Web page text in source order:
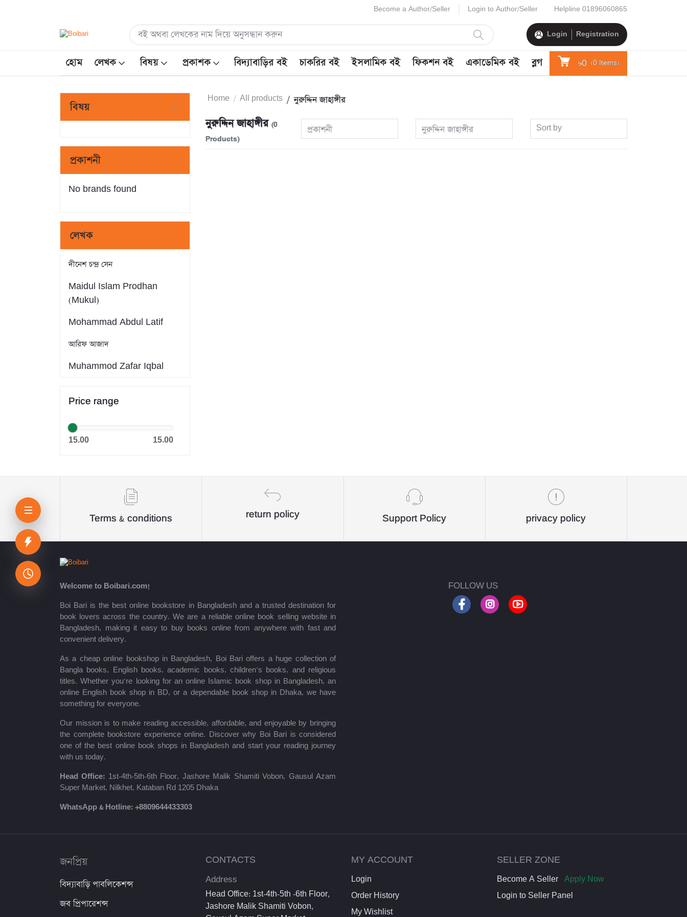
Become a Author/Seller Login to Author/Seller Helpline 01896060865
Login Registration
হোম লেখক বিষয় প্রকাশক বিদ্যাবাড়ির বই চাকরির বই ইসলামিক বই ফিকশন বই একাডেমিক বই ব্লগ ৳0 (0 Items)
বিষয়
প্রকাশনী
No brands found
লেখক
দীনেশ চন্দ্র সেন
Maidul Islam Prodhan
(Mukul)
Mohammad Abdul Latif
আরিফ আজাদ
Muhammod Zafar Iqbal
Dr. Khandaker Abdullah
Jahangir
কিউএনএ পাবলিকেশন্স লেখক পরিষদ
অর্কিড সম্পাদনা পর্ষদ (সম্পাদক)
পাঞ্জেরী সম্পাদনা পর্ষদ
মফিজুল ইসলাম মিলন
রবীন্দ্রনাথ ঠাকুর
মোত্তাসিন পাহলভী
শায়খ আহমাদুল্লাহ
মোঃ খাইরুল আলম
ম্যাক্সিম গোর্কি
মহাদেব সাহা
প্রমথ চৌধুরী
শরৎচন্দ্র চট্টোপাধ্যায়
সলিমুল্লাহ খান
ইউসুফ আল কারজাভি
Price range
15.00 15.00
Home All products নুরুদ্দিন জাহাঙ্গীর
নুরুদ্দিন জাহাঙ্গীর (0
Products)
প্রকাশনী নুরুদ্দিন জাহাঙ্গীর Sort by
Terms & conditions return policy Support Policy privacy policy
Welcome to Boibari.com!
Boi Bari is the best online bookstore in Bangladesh and a trusted destination for
book lovers across the country. We are a reliable online book selling website in
Bangladesh, making it easy to buy books online from anywhere with fast and
convenient delivery.
As a cheap online bookshop in Bangladesh, Boi Bari offers a huge collection of
Bangla books, English books, academic books, children’s books, and religious
titles. Whether you’re looking for an online Islamic book shop in Bangladesh, an
online English book shop in BD, or a dependable book shop in Dhaka, we have
something for everyone.
Our mission is to make reading accessible, affordable, and enjoyable by bringing
the complete bookstore experience online. Discover why Boi Bari is considered
one of the best online book shops in Bangladesh and start your reading journey
with us today.
Head Office: 1st-4th-5th-6th Floor, Jashore Malik Shamiti Vobon, Gausul Azam
Super Market, Nilkhet, Kataban Rd 1205 Dhaka
WhatsApp & Hotline: +8809644433303
FOLLOW US
জনপ্রিয়
বিদ্যাবাড়ি পাবলিকেশন্স
জব প্রিপারেশন্স
CONTACTS
Address
Head Office: 1st-4th-5th -6th Floor,
Jashore Malik Shamiti Vobon,
MY ACCOUNT
Login
Order History
My Wishlist
SELLER ZONE
Become A Seller
Apply Now
Login to Seller Panel